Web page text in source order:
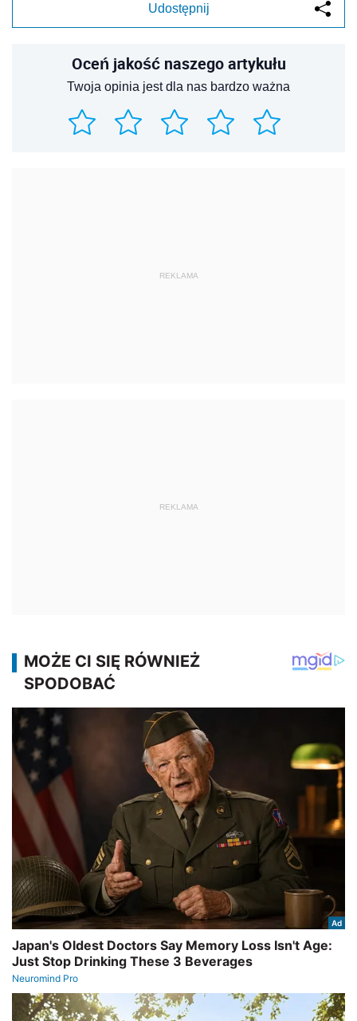
Udostępnij
Oceń jakość naszego artykułu
Twoja opinia jest dla nas bardzo ważna
REKLAMA
REKLAMA